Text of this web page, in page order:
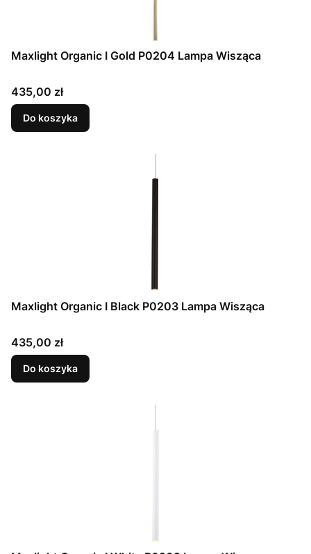
Maxlight Organic I Gold P0204 Lampa Wisząca
Cena
435,00 zł
Do koszyka
Maxlight Organic I Black P0203 Lampa Wisząca
Cena
435,00 zł
Do koszyka